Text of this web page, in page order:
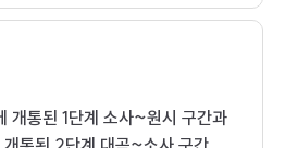
개통된 1단계 소사~원시 구간과